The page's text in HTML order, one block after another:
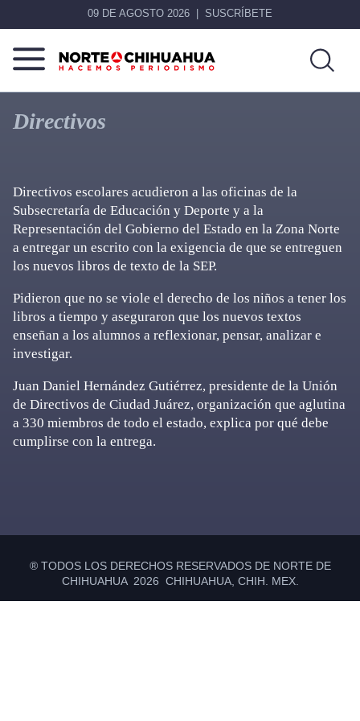
09 DE AGOSTO 2026 SUSCRÍBETE
Norte
De
Chihuahua
Más
que
noticias,
Directivos
Directivos escolares acudieron a las oficinas de la
Subsecretaría de Educación y Deporte y a la
Representación del Gobierno del Estado en la Zona Norte
a entregar un escrito con la exigencia de que se entreguen
los nuevos libros de texto de la SEP.
Pidieron que no se viole el derecho de los niños a tener los
libros a tiempo y aseguraron que los nuevos textos
enseñan a los alumnos a reflexionar, pensar, analizar e
investigar.
Juan Daniel Hernández Gutiérrez, presidente de la Unión
de Directivos de Ciudad Juárez, organización que aglutina
a 330 miembros de todo el estado, explica por qué debe
cumplirse con la entrega.
® TODOS LOS DERECHOS RESERVADOS DE NORTE DE
CHIHUAHUA 2026 CHIHUAHUA, CHIH. MEX.